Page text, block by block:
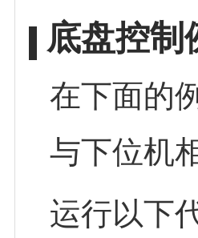
底盘控制
在下面的
与下位机
运行以下